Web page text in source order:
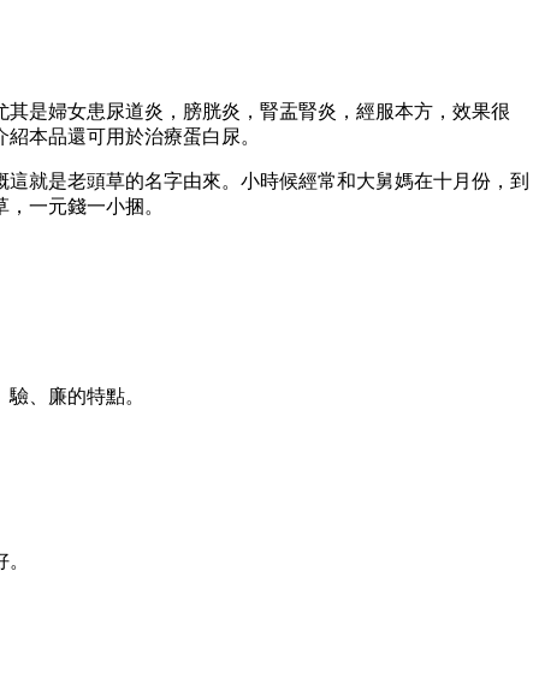
是婦女患尿道炎，膀胱炎，腎盂腎炎，經服本方，效果很
本品還可用於治療蛋白尿。
就是老頭草的名字由來。小時候經常和大舅媽在十月份，到
一元錢一小捆。
、廉的特點。